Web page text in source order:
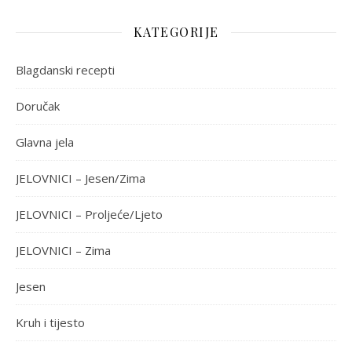
KATEGORIJE
Blagdanski recepti
Doručak
Glavna jela
JELOVNICI – Jesen/Zima
JELOVNICI – Proljeće/Ljeto
JELOVNICI – Zima
Jesen
Kruh i tijesto